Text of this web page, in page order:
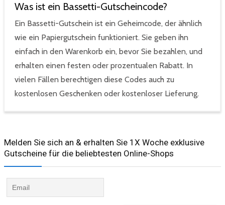
Was ist ein Bassetti-Gutscheincode?
Ein Bassetti-Gutschein ist ein Geheimcode, der ähnlich
wie ein Papiergutschein funktioniert. Sie geben ihn
einfach in den Warenkorb ein, bevor Sie bezahlen, und
erhalten einen festen oder prozentualen Rabatt. In
vielen Fällen berechtigen diese Codes auch zu
kostenlosen Geschenken oder kostenloser Lieferung.
Melden Sie sich an & erhalten Sie 1X Woche exklusive
Gutscheine für die beliebtesten Online-Shops​